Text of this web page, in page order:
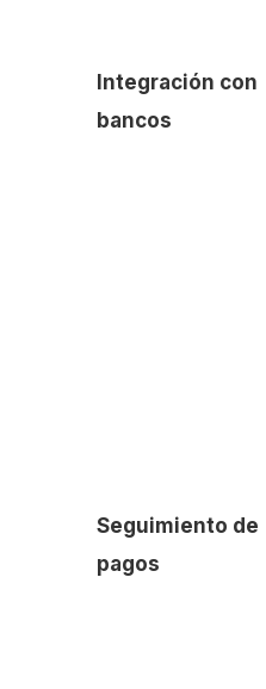
Integración con
bancos
Seguimiento de
pagos